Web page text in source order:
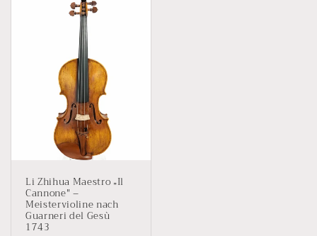
Li Zhihua Maestro „Il
Cannone" –
Meistervioline nach
Guarneri del Gesù
1743